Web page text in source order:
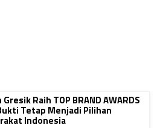
Raih TOP BRAND AWARDS
Tetap Menjadi Pilihan
Indonesia